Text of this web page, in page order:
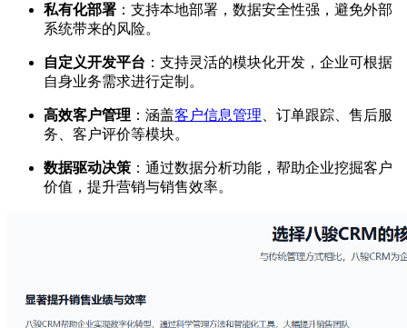
私有化部署 ：支持本地部署，数据安全性强，避免外部
系统带来的风险。
自定义开发平台 ：支持灵活的模块化开发，企业可根据
自身业务需求进行定制。
高效客户管理 ：涵盖客户信息管理 、订单跟踪、售后服
务、客户评价等模块。
数据驱动决策 ：通过数据分析功能，帮助企业挖掘客户
价值，提升营销与销售效率。